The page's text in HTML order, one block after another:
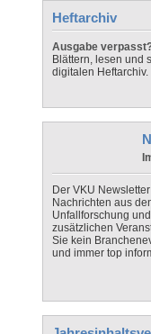
Heftarchiv
Ausgabe
Blättern, lesen und
digitalen Heftarchiv.
Der VKU
Nachrichten aus
Unfallforschung
zusätzlichen
Sie kein
und immer top